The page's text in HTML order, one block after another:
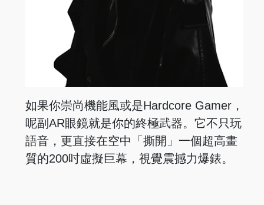
如果你崇尚機能風或是Hardcore Gamer，
呢副AR眼鏡就是你的終極武器。它不只玩
語音，更直接在空中「撕開」一個超高畫
質的200吋虛擬巨幕，視覺震撼力爆錶。